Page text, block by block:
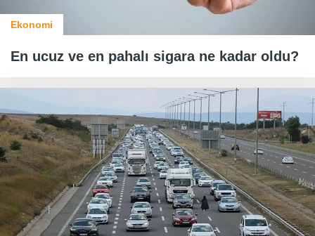
Ekonomi
En ucuz ve en pahalı sigara ne kadar oldu?